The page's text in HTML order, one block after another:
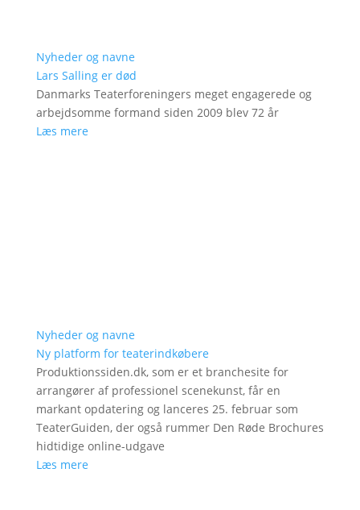
Nyheder og navne
Lars Salling er død
Danmarks Teaterforeningers meget engagerede og
arbejdsomme formand siden 2009 blev 72 år
Læs mere
Nyheder og navne
Ny platform for teaterindkøbere
Produktionssiden.dk, som er et branchesite for
arrangører af professionel scenekunst, får en
markant opdatering og lanceres 25. februar som
TeaterGuiden, der også rummer Den Røde Brochures
hidtidige online-udgave
Læs mere